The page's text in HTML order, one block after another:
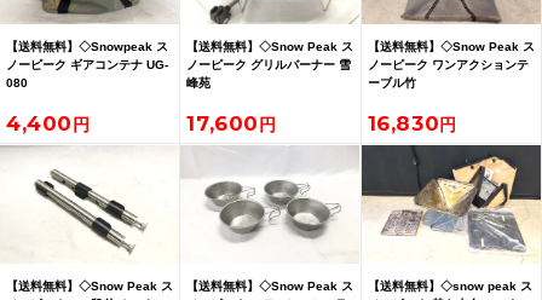
【送料無料】◇Snowpeak ス
ノーピーク ギアコンテナ UG-
080
4,400
【送料無料】◇Snow Peak ス
ノーピーク グリルバーナー 雪
峰苑
17,600
【送料無料】◇Snow Peak ス
ノーピーク ワンアクションテ
ーブル竹
16,830
【送料無料】◇Snow Peak ス
【送料無料】◇Snow Peak ス
【送料無料】◇snow peak ス